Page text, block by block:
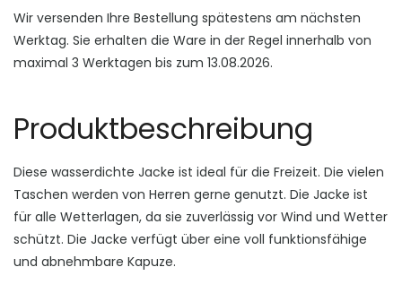
Wir versenden Ihre Bestellung spätestens am nächsten
Werktag. Sie erhalten die Ware in der Regel innerhalb von
maximal 3 Werktagen bis zum 13.08.2026.
Produktbeschreibung
Diese wasserdichte Jacke ist ideal für die Freizeit. Die vielen
Taschen werden von Herren gerne genutzt. Die Jacke ist
für alle Wetterlagen, da sie zuverlässig vor Wind und Wetter
schützt. Die Jacke verfügt über eine voll funktionsfähige
und abnehmbare Kapuze.